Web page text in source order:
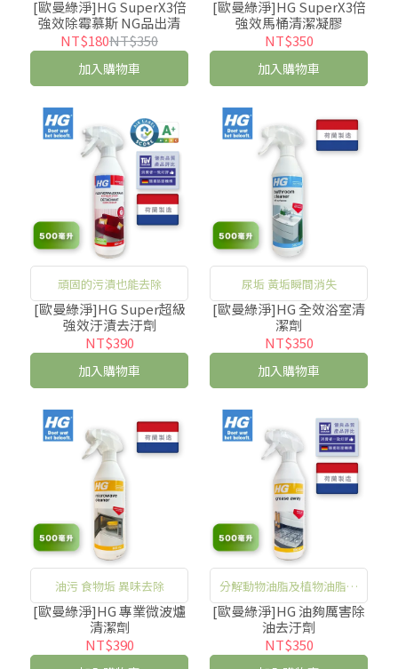
黴根
[歐曼綠淨]HG SuperX3倍
強效除霉慕斯 NG品出清
NT$180NT$350
加入購物車
[歐曼綠淨]HG SuperX3倍
強效馬桶清潔凝膠
NT$350
加入購物車
頑固的污漬也能去除
[歐曼綠淨]HG Super超級
強效汙漬去汙劑
NT$390
加入購物車
尿垢 黃垢瞬間消失
[歐曼綠淨]HG 全效浴室清
潔劑
NT$350
加入購物車
油污 食物垢 異味去除
[歐曼綠淨]HG 專業微波爐
清潔劑
NT$390
分解動物油脂及植物油脂所
造成的污漬沾黏
[歐曼綠淨]HG 油夠厲害除
油去汙劑
NT$350